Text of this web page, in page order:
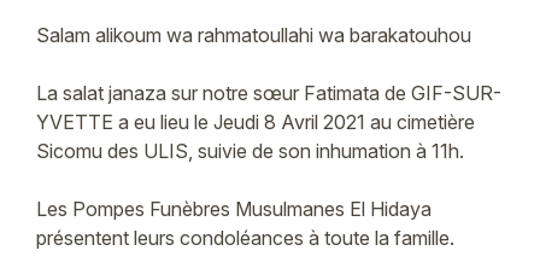
Salam alikoum wa rahmatoullahi wa barakatouhou
La salat janaza sur notre sœur Fatimata de GIF-SUR-
YVETTE a eu lieu le Jeudi 8 Avril 2021 au cimetière
Sicomu des ULIS, suivie de son inhumation à 11h.
Les Pompes Funèbres Musulmanes El Hidaya
présentent leurs condoléances à toute la famille.